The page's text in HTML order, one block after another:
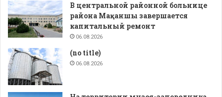
В центральной районной больнице
района Мақаншы завершается
капитальный ремонт
06.08.2026
(no title)
06.08.2026